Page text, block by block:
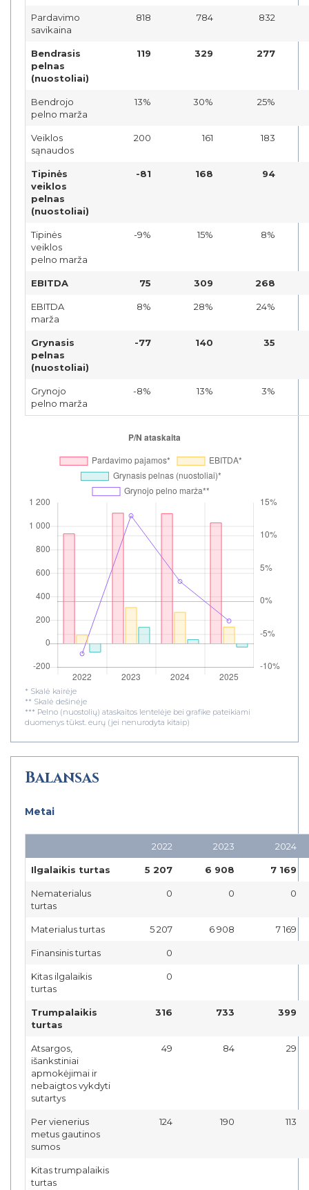
Pardavimo
savikaina
818 784 832
Bendrasis
pelnas
(nuostoliai)
119 329 277
Bendrojo
pelno marža
13% 30% 25%
Veiklos
sąnaudos
200 161 183
Tipinės
veiklos
pelnas
(nuostoliai)
-81 168 94
Tipinės
veiklos
pelno marža
-9% 15% 8%
EBITDA 75 309 268
EBITDA
marža
8% 28% 24%
Grynasis
pelnas
(nuostoliai)
-77 140 35
Grynojo
pelno marža
-8% 13% 3%
* Skalė kairėje
** Skalė dešinėje
*** Pelno (nuostolių) ataskaitos lentelėje bei grafike pateikiami
duomenys tūkst. eurų (jei nenurodyta kitaip)
Balansas
Metai
2022 2023 2024
Ilgalaikis turtas 5 207 6 908 7 169
Nematerialus
turtas
0 0 0
Materialus turtas 5 207 6 908 7 169
Finansinis turtas 0
Kitas ilgalaikis
turtas
0
Trumpalaikis
turtas
316 733 399
Atsargos,
išankstiniai
apmokėjimai ir
nebaigtos vykdyti
sutartys
49 84 29
Per vienerius
metus gautinos
sumos
124 190 113
Kitas trumpalaikis
turtas